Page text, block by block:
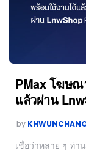
PMax โฆษณ
แล้วผ่าน
by
เชื่อว่าหลาย ๆ ท่า